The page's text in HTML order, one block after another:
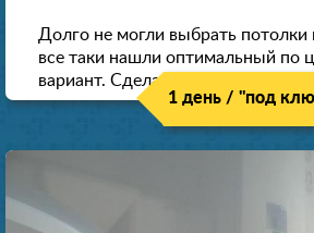
Долго не могли выбрать потолки
все таки нашли оптимальный по
вариант. Сделали скидку как
1 день / "под